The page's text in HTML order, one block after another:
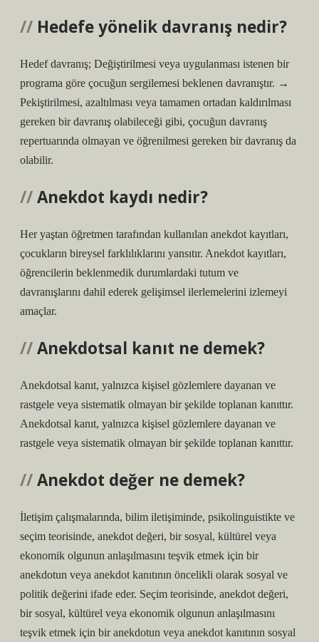
Hedefe yönelik davranış nedir?
Hedef davranış; Değiştirilmesi veya uygulanması istenen bir
programa göre çocuğun sergilemesi beklenen davranıştır. →
Pekiştirilmesi, azaltılması veya tamamen ortadan kaldırılması
gereken bir davranış olabileceği gibi, çocuğun davranış
repertuarında olmayan ve öğrenilmesi gereken bir davranış da
olabilir.
Anekdot kaydı nedir?
Her yaştan öğretmen tarafından kullanılan anekdot kayıtları,
çocukların bireysel farklılıklarını yansıtır. Anekdot kayıtları,
öğrencilerin beklenmedik durumlardaki tutum ve
davranışlarını dahil ederek gelişimsel ilerlemelerini izlemeyi
amaçlar.
Anekdotsal kanıt ne demek?
Anekdotsal kanıt, yalnızca kişisel gözlemlere dayanan ve
rastgele veya sistematik olmayan bir şekilde toplanan kanıttır.
Anekdotsal kanıt, yalnızca kişisel gözlemlere dayanan ve
rastgele veya sistematik olmayan bir şekilde toplanan kanıttır.
Anekdot değer ne demek?
İletişim çalışmalarında, bilim iletişiminde, psikolinguistikte ve
seçim teorisinde, anekdot değeri, bir sosyal, kültürel veya
ekonomik olgunun anlaşılmasını teşvik etmek için bir
anekdotun veya anekdot kanıtının öncelikli olarak sosyal ve
politik değerini ifade eder. Seçim teorisinde, anekdot değeri,
bir sosyal, kültürel veya ekonomik olgunun anlaşılmasını
teşvik etmek için bir anekdotun veya anekdot kanıtının sosyal